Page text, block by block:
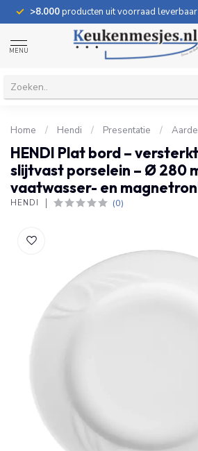
>8.000producten uit voorraad leverbaar
MENU
Home / Hendi / Presentatie /
HENDI Plat bord –
slijtvast porselein – Ø 280
vaatwasser- en
HENDI (0)